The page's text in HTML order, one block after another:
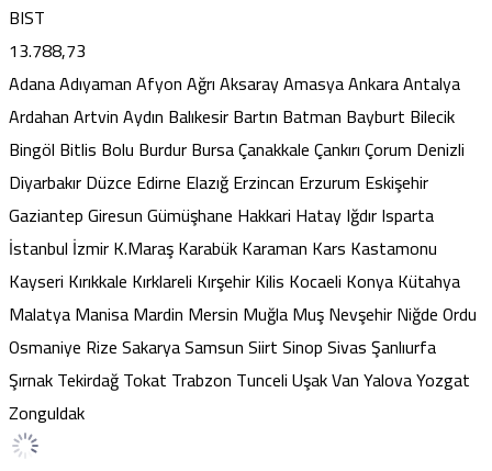
BIST
13.788,73
AdanaAdıyamanAfyonAğrıAksarayAmasyaAnkaraAntalya
ArdahanArtvinAydın BalıkesirBartın Batman Bayburt Bilecik
Bingöl Bitlis Bolu BurdurBursaÇanakkaleÇankırıÇorum Denizli
DiyarbakırDüzce Edirne ElazığErzincan Erzurum Eskişehir
GaziantepGiresunGümüşhane Hakkari HatayIğdırIsparta
İstanbul İzmirK.MaraşKarabükKaraman Kars Kastamonu
Kayseri Kırıkkale Kırklareli KırşehirKilis Kocaeli KonyaKütahya
MalatyaManisaMardin Mersin MuğlaMuşNevşehirNiğdeOrdu
Osmaniye RizeSakaryaSamsunSiirtSinopSivasŞanlıurfa
ŞırnakTekirdağTokat Trabzon TunceliUşakVanYalovaYozgat
Zonguldak